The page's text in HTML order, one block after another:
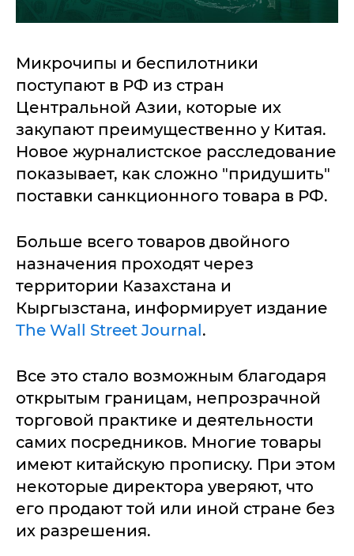
Микрочипы и беспилотники
поступают в РФ из стран
Центральной Азии, которые их
закупают преимущественно у Китая.
Новое журналистское расследование
показывает, как сложно "придушить"
поставки санкционного товара в РФ.
Больше всего товаров двойного
назначения проходят через
территории Казахстана и
Кыргызстана, информирует издание
The Wall Street Journal.
Все это стало возможным благодаря
открытым границам, непрозрачной
торговой практике и деятельности
самих посредников. Многие товары
имеют китайскую прописку. При этом
некоторые директора уверяют, что
его продают той или иной стране без
их разрешения.